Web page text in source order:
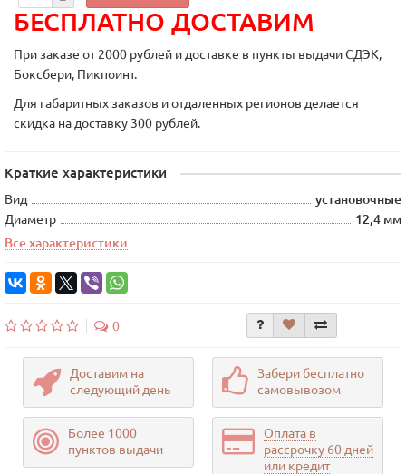
БЕСПЛАТНО ДОСТАВИМ
При заказе от 2000 рублей и доставке в пункты выдачи СДЭК,
Боксбери, Пикпоинт.
Для габаритных заказов и отдаленных регионов делается
скидка на доставку 300 рублей.
Краткие характеристики
Вид
установочные
Диаметр
12,4 мм
Все характеристики
0
Доставим на
следующий день
Забери бесплатно
самовывозом
Более 1000
пунктов выдачи
Оплата в
рассрочку 60 дней
или кредит